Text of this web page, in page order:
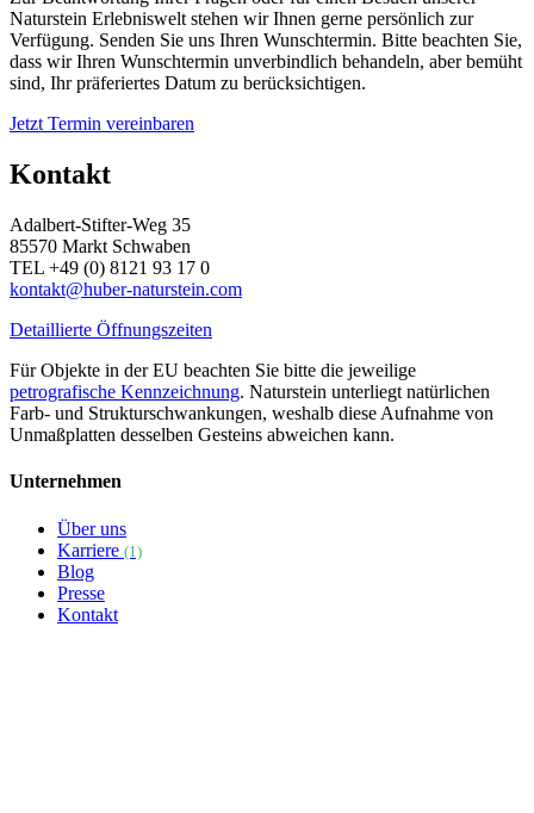
Naturstein Erlebniswelt stehen wir Ihnen gerne persönlich zur
Verfügung. Senden Sie uns Ihren Wunschtermin. Bitte beachten Sie,
dass wir Ihren Wunschtermin unverbindlich behandeln, aber bemüht
sind, Ihr präferiertes Datum zu berücksichtigen.
Jetzt Termin vereinbaren
Kontakt
Adalbert-Stifter-Weg 35
85570 Markt Schwaben
TEL +49 (0) 8121 93 17 0
kontakt@huber-naturstein.com
Detaillierte Öffnungszeiten
Für Objekte in der EU beachten Sie bitte die jeweilige
petrografische Kennzeichnung. Naturstein unterliegt natürlichen
Farb- und Strukturschwankungen, weshalb diese Aufnahme von
Unmaßplatten desselben Gesteins abweichen kann.
Unternehmen
Über uns
Karriere (1)
Blog
Presse
Kontakt